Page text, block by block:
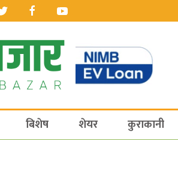
बिशेष शेयर कुराकानी